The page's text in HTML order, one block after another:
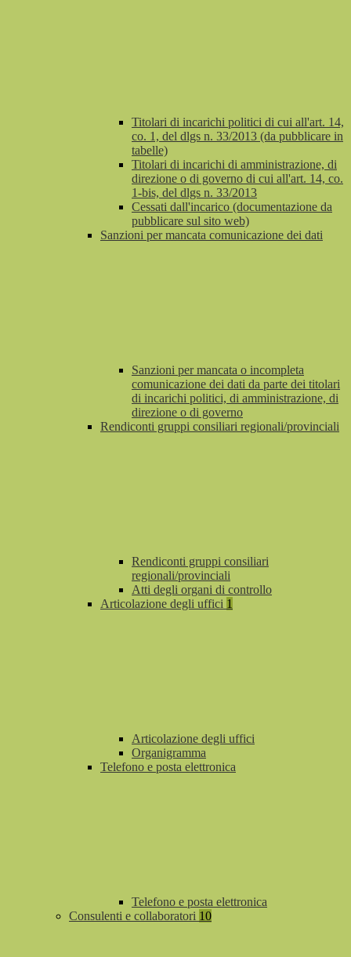
Titolari di incarichi politici di cui all'art. 14,
co. 1, del dlgs n. 33/2013 (da pubblicare in
tabelle)
Titolari di incarichi di amministrazione, di
direzione o di governo di cui all'art. 14, co.
1-bis, del dlgs n. 33/2013
Cessati dall'incarico (documentazione da
pubblicare sul sito web)
Sanzioni per mancata comunicazione dei dati
Sanzioni per mancata o incompleta
comunicazione dei dati da parte dei titolari
di incarichi politici, di amministrazione, di
direzione o di governo
Rendiconti gruppi consiliari regionali/provinciali
Rendiconti gruppi consiliari
regionali/provinciali
Atti degli organi di controllo
Articolazione degli uffici 1
Articolazione degli uffici
Organigramma
Telefono e posta elettronica
Telefono e posta elettronica
Consulenti e collaboratori 10